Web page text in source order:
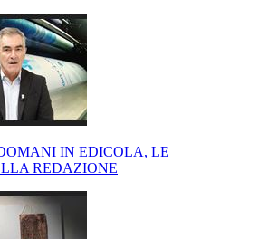
IN EDICOLA, LE
REDAZIONE